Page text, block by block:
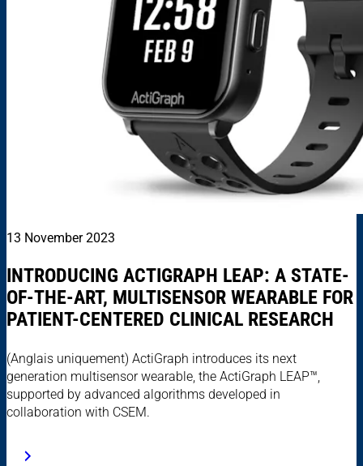
13 November 2023
INTRODUCING ACTIGRAPH LEAP: A STATE-
OF-THE-ART, MULTISENSOR WEARABLE FOR
PATIENT-CENTERED CLINICAL RESEARCH
(Anglais uniquement) ActiGraph introduces its next
generation multisensor wearable, the ActiGraph LEAP™,
supported by advanced algorithms developed in
collaboration with CSEM.